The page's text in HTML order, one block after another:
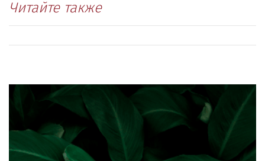
Читайте также